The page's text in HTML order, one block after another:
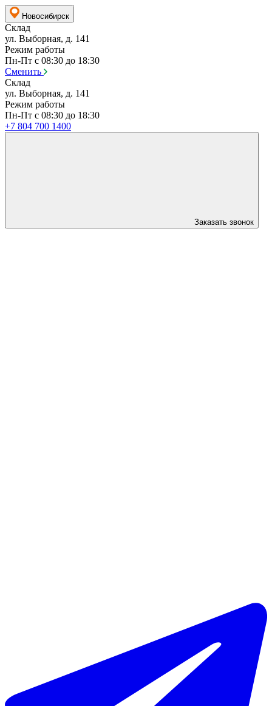
Новосибирск
Склад
ул. Выборная, д. 141
Режим работы
Пн-Пт с 08:30 до 18:30
Сменить
Склад
ул. Выборная, д. 141
Режим работы
Пн-Пт с 08:30 до 18:30
+7 804 700 1400
Заказать звонок